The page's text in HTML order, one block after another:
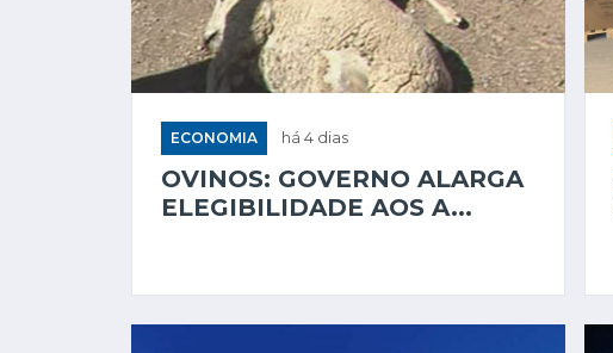
ECONOMIA há 4 dias
OVINOS: GOVERNO ALARGA
ELEGIBILIDADE AOS A...